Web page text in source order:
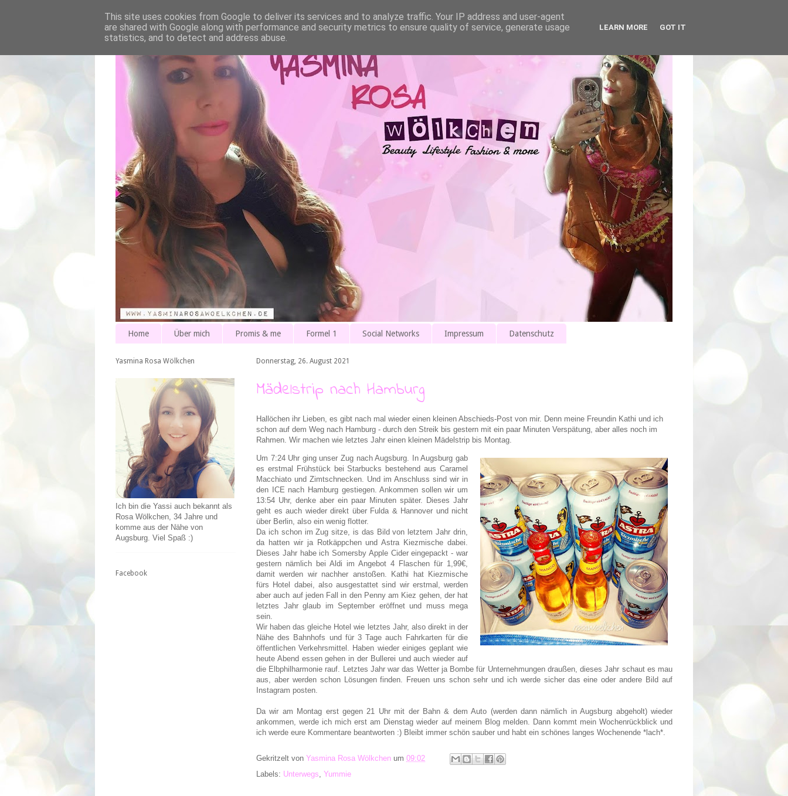
Home Über mich Promis & me Formel 1 Social Networks Impressum Datenschutz
Donnerstag, 26. August 2021
Mädelstrip nach Hamburg
Hallöchen ihr Lieben, es gibt nach mal wieder einen kleinen Abschieds-Post von mir. Denn meine Freundin Kathi und ich
schon auf dem Weg nach Hamburg - durch den Streik bis gestern mit ein paar Minuten Verspätung, aber alles noch im
Rahmen. Wir machen wie letztes Jahr einen kleinen Mädelstrip bis Montag.
Um 7:24 Uhr ging unser Zug nach Augsburg. In Augsburg gab
es erstmal Frühstück bei Starbucks bestehend aus Caramel
Macchiato und Zimtschnecken. Und im Anschluss sind wir in
den ICE nach Hamburg gestiegen. Ankommen sollen wir um
13:54 Uhr, denke aber ein paar Minuten später. Dieses Jahr
geht es auch wieder direkt über Fulda & Hannover und nicht
über Berlin, also ein wenig flotter.
Da ich schon im Zug sitze, is das Bild von letztem Jahr drin,
da hatten wir ja Rotkäppchen und Astra Kiezmische dabei.
Dieses Jahr habe ich Somersby Apple Cider eingepackt - war
gestern nämlich bei Aldi im Angebot 4 Flaschen für 1,99€,
damit werden wir nachher anstoßen. Kathi hat Kiezmische
fürs Hotel dabei, also ausgestattet sind wir erstmal, werden
aber auch auf jeden Fall in den Penny am Kiez gehen, der hat
letztes Jahr glaub im September eröffnet und muss mega
sein.
Wir haben das gleiche Hotel wie letztes Jahr, also direkt in der
Nähe des Bahnhofs und für 3 Tage auch Fahrkarten für die
öffentlichen Verkehrsmittel. Haben wieder einiges geplant wie
heute Abend essen gehen in der Bullerei und auch wieder auf
die Elbphilharmonie rauf. Letztes Jahr war das Wetter ja Bombe für Unternehmungen draußen, dieses Jahr schaut es mau
aus, aber werden schon Lösungen finden. Freuen uns schon sehr und ich werde sicher das eine oder andere Bild auf
Instagram posten.
Da wir am Montag erst gegen 21 Uhr mit der Bahn & dem Auto (werden dann nämlich in Augsburg abgeholt) wieder
ankommen, werde ich mich erst am Dienstag wieder auf meinem Blog melden. Dann kommt mein Wochenrückblick und
ich werde eure Kommentare beantworten :) Bleibt immer schön sauber und habt ein schönes langes Wochenende *lach*.
Gekritzelt von Yasmina Rosa Wölkchen um 09:02
Labels: Unterwegs Yummie
Yasmina Rosa Wölkchen
Ich bin die Yassi auch bekannt als
Rosa Wölkchen, 34 Jahre und
komme aus der Nähe von
Augsburg. Viel Spaß :)
Facebook
This site uses cookies from Google to deliver its services and to analyze traffic. Your IP address and user-agent
are shared with Google along with performance and security metrics to ensure quality of service, generate usage
statistics, and to detect and address abuse.
LEARN MORE GOT IT